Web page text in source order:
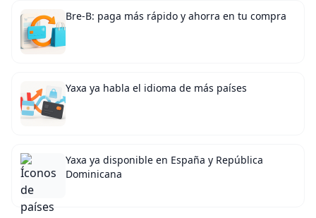
Bre-B: paga más rápido y ahorra en tu compra
Yaxa ya habla el idioma de más países
Yaxa ya disponible en España y República
Dominicana